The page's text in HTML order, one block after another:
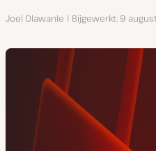
Auteur
Joel Olawanle Bijgewerkt 9